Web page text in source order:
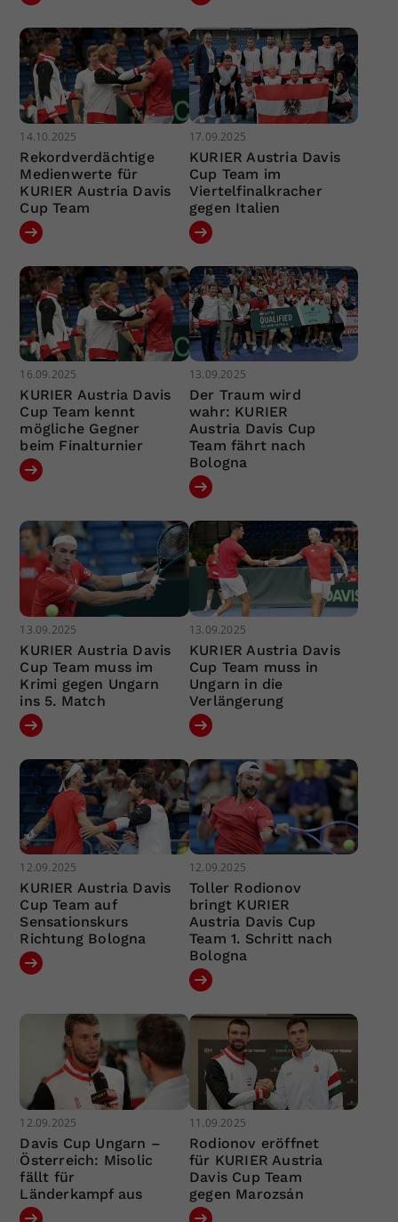
14.10.2025
Rekordverdächtige
Medienwerte für
KURIER Austria Davis
Cup Team
17.09.2025
KURIER Austria Davis
Cup Team im
Viertelfinalkracher
gegen Italien
16.09.2025
KURIER Austria Davis
Cup Team kennt
mögliche Gegner
beim Finalturnier
13.09.2025
Der Traum wird
wahr: KURIER
Austria Davis Cup
Team fährt nach
Bologna
13.09.2025
KURIER Austria Davis
Cup Team muss im
Krimi gegen Ungarn
ins 5. Match
13.09.2025
KURIER Austria Davis
Cup Team muss in
Ungarn in die
Verlängerung
12.09.2025
KURIER Austria Davis
Cup Team auf
Sensationskurs
Richtung Bologna
12.09.2025
Toller Rodionov
bringt KURIER
Austria Davis Cup
Team 1. Schritt nach
Bologna
12.09.2025
Davis Cup Ungarn –
Österreich: Misolic
fällt für
Länderkampf aus
11.09.2025
Rodionov eröffnet
für KURIER Austria
Davis Cup Team
gegen Marozsán